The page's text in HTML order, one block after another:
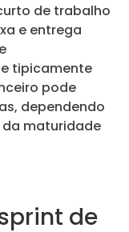
de trabalho
e entrega
tipicamente
pode
dependendo
maturidade
de